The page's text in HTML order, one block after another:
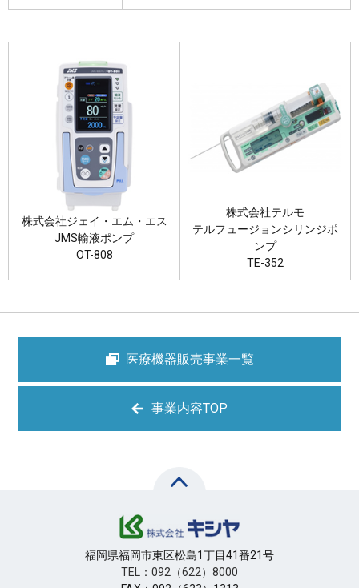
株式会社ジェイ・エム・エス
JMS輸液ポンプ
OT-808
株式会社テルモ
テルフュージョンシリンジポ
ンプ
TE-352
医療機器販売事業一覧
事業内容TOP
福岡県福岡市東区松島1丁目41番21号
TEL：092（622）8000